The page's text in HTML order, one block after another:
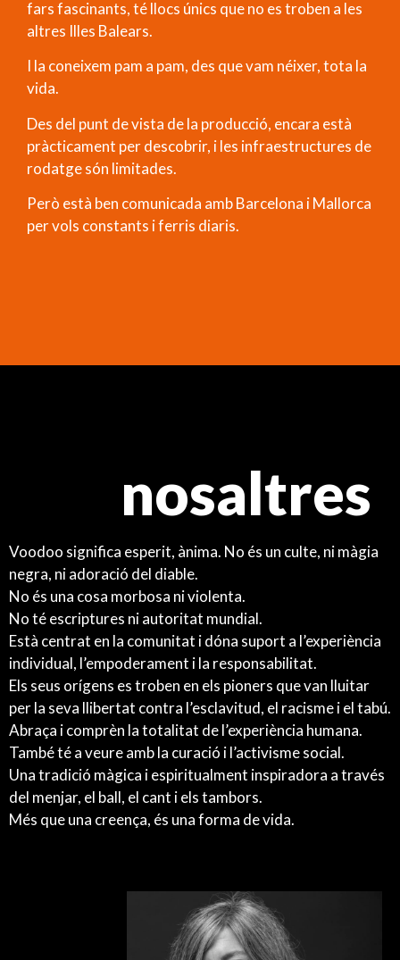
fars fascinants, té llocs únics que no es troben a les
altres Illes Balears.
I la coneixem pam a pam, des que vam néixer, tota la
vida.
Des del punt de vista de la producció, encara està
pràcticament per descobrir, i les infraestructures de
rodatge són limitades.
Però està ben comunicada amb Barcelona i Mallorca
per vols constants i ferris diaris.
nosaltres
Voodoo significa esperit, ànima. No és un culte, ni màgia
negra, ni adoració del diable.
No és una cosa morbosa ni violenta.
No té escriptures ni autoritat mundial.
Està centrat en la comunitat i dóna suport a l’experiència
individual, l’empoderament i la responsabilitat.
Els seus orígens es troben en els pioners que van lluitar
per la seva llibertat contra l’esclavitud, el racisme i el tabú.
Abraça i comprèn la totalitat de l’experiència humana.
També té a veure amb la curació i l’activisme social.
Una tradició màgica i espiritualment inspiradora a través
del menjar, el ball, el cant i els tambors.
Més que una creença, és una forma de vida.